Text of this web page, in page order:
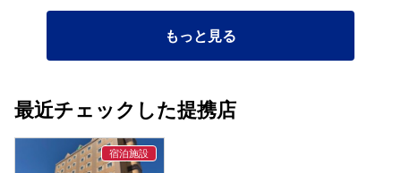
もっと見る
最近チェックした提携店